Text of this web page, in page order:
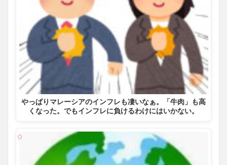
やっぱりマレーシアのインフレも凄いなぁ。「牛肉」も高
くなった。でもインフレに負けるわけにはいかない。